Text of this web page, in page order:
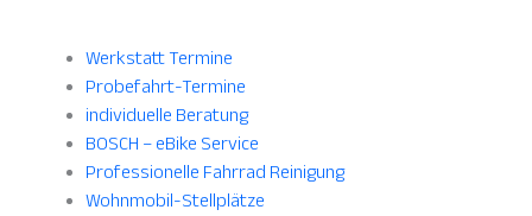
Werkstatt Termine
Probefahrt-Termine
individuelle Beratung
BOSCH – eBike Service
Professionelle Fahrrad Reinigung
Wohnmobil-Stellplätze